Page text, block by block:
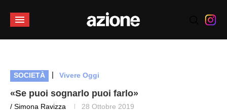
SOCIETÀ | Vivere Oggi
«Se puoi sognarlo puoi farlo»
/ Simona Ravizza 28 Ottobre 2019